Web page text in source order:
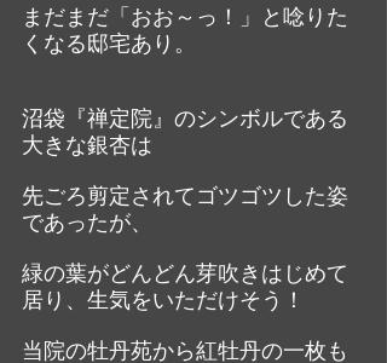
まだまだ「おお～っ！」と唸りた
くなる邸宅あり。
沼袋『禅定院』のシンボルである
大きな銀杏は
先ごろ剪定されてゴツゴツした姿
であったが、
緑の葉がどんどん芽吹きはじめて
居り、生気をいただけそう！
当院の牡丹苑から紅牡丹の一枚も